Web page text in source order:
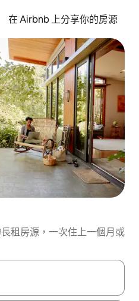
在 Airbnb 上分享你的房源
租房源，一次住上一個月或
用上下箭頭，或輕點、滑動裝置。